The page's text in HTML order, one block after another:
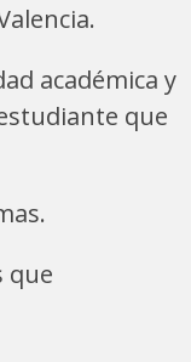
académica y
que
que